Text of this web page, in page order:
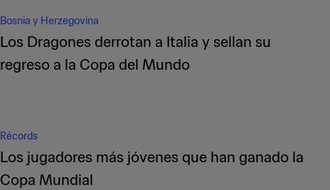
Bosnia y Herzegovina
Los Dragones derrotan a Italia y sellan su
regreso a la Copa del Mundo
Récords
Los jugadores más jóvenes que han ganado la
Copa Mundial